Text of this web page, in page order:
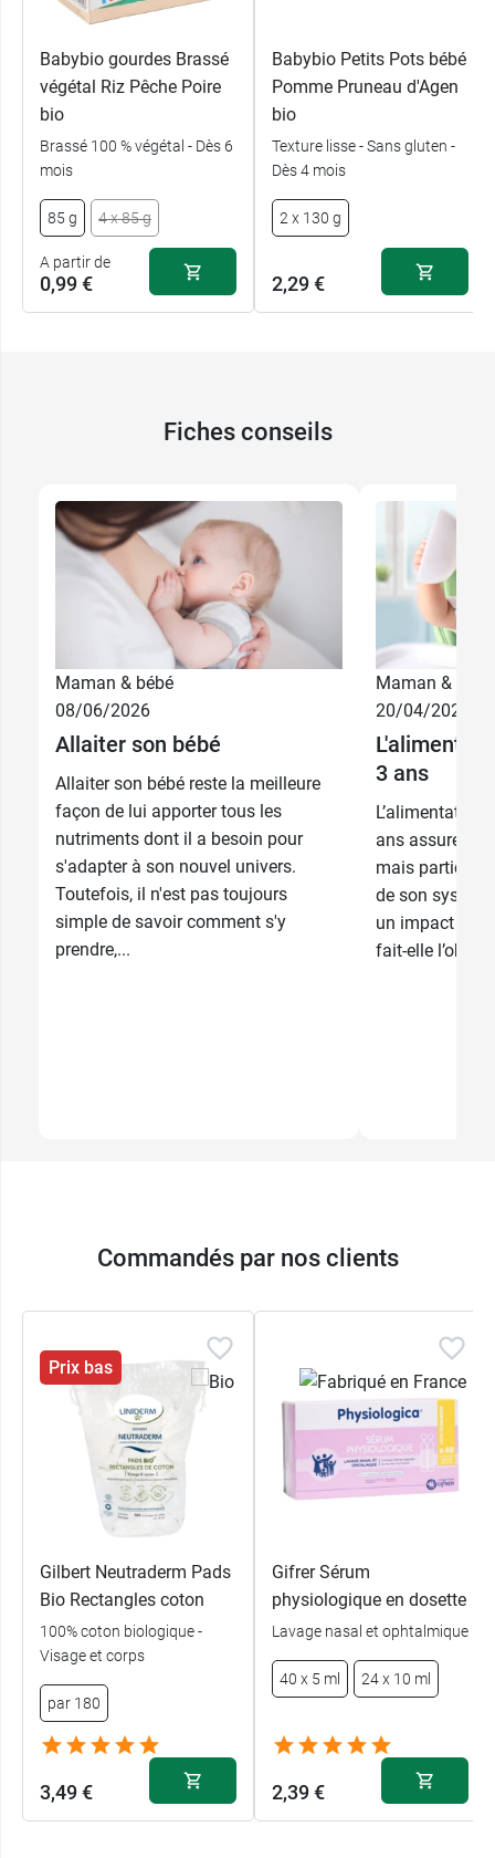
Babybio gourdes Brassé
végétal Riz Pêche Poire
bio
Brassé 100 % végétal - Dès 6
mois
85 g 4 x 85 g
A partir de
0,99 €
85 g 0,99 €
4 x 85 g 5,39 €
Babybio Petits Pots bébé
Pomme Pruneau d'Agen
bio
Texture lisse - Sans gluten -
Dès 4 mois
2 x 130 g
2,29 €
Fiches conseils
Maman & bébé
08/06/2026
Allaiter son bébé
Allaiter son bébé reste la meilleure
façon de lui apporter tous les
nutriments dont il a besoin pour
s'adapter à son nouvel univers.
Toutefois, il n'est pas toujours
simple de savoir comment s'y
prendre,...
Maman & bébé
20/04/2026
3 ans
L’alimentation
ans assure
mais participe
de son
un impact sur
fait-elle l’objet
Commandés par nos clients
Prix bas
Gilbert Neutraderm Pads
Bio Rectangles coton
100% coton biologique -
Visage et corps
par 180
3,49 €
Gifrer Sérum
physiologique en dosette
Lavage nasal et ophtalmique
40 x 5 ml 24 x 10 ml
2,39 €